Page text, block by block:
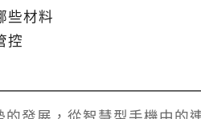
些材料
控